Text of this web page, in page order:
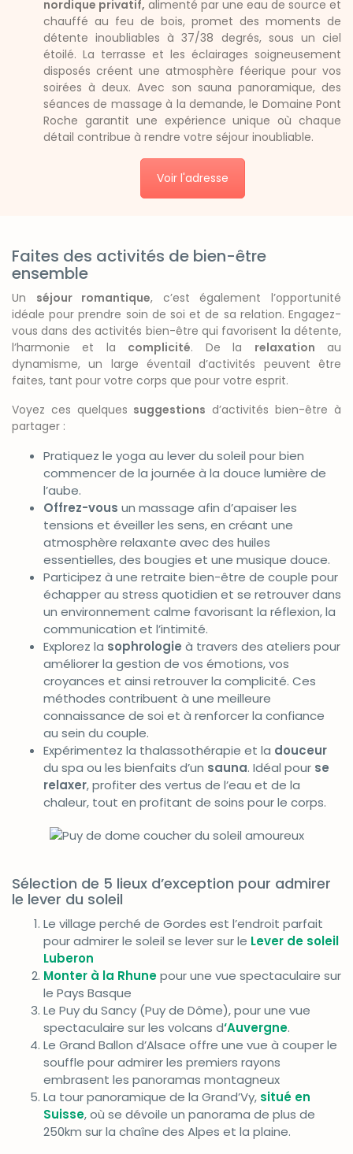
nordique privatif, alimenté par une eau de source et
chauffé au feu de bois, promet des moments de
détente inoubliables à 37/38 degrés, sous un ciel
étoilé. La terrasse et les éclairages soigneusement
disposés créent une atmosphère féerique pour vos
soirées à deux. Avec son sauna panoramique, des
séances de massage à la demande, le Domaine Pont
Roche garantit une expérience unique où chaque
détail contribue à rendre votre séjour inoubliable.
Voir l'adresse
Faites des activités de bien-être
ensemble
Un séjour romantique, c’est également l’opportunité
idéale pour prendre soin de soi et de sa relation. Engagez-
vous dans des activités bien-être qui favorisent la détente,
l’harmonie et la complicité. De la relaxation au
dynamisme, un large éventail d’activités peuvent être
faites, tant pour votre corps que pour votre esprit.
Voyez ces quelques suggestions d’activités bien-être à
partager :
Pratiquez le yoga au lever du soleil pour bien
commencer de la journée à la douce lumière de
l’aube.
Offrez-vous un massage afin d’apaiser les
tensions et éveiller les sens, en créant une
atmosphère relaxante avec des huiles
essentielles, des bougies et une musique douce.
Participez à une retraite bien-être de couple pour
échapper au stress quotidien et se retrouver dans
un environnement calme favorisant la réflexion, la
communication et l’intimité.
Explorez la sophrologie à travers des ateliers pour
améliorer la gestion de vos émotions, vos
croyances et ainsi retrouver la complicité. Ces
méthodes contribuent à une meilleure
connaissance de soi et à renforcer la confiance
au sein du couple.
Expérimentez la thalassothérapie et la douceur
du spa ou les bienfaits d’un sauna. Idéal pour se
relaxer, profiter des vertus de l’eau et de la
chaleur, tout en profitant de soins pour le corps.
Sélection de 5 lieux d’exception pour admirer
le lever du soleil
Le village perché de Gordes est l’endroit parfait
pour admirer le soleil se lever sur le Lever de soleil
Luberon
Monter à la Rhunepour une vue spectaculaire sur
le Pays Basque
Le Puy du Sancy (Puy de Dôme), pour une vue
spectaculaire sur les volcans d‘Auvergne.
Le Grand Ballon d’Alsace offre une vue à couper le
souffle pour admirer les premiers rayons
embrasent les panoramas montagneux
La tour panoramique de la Grand’Vy, situé en
Suisse, où se dévoile un panorama de plus de
250km sur la chaîne des Alpes et la plaine.